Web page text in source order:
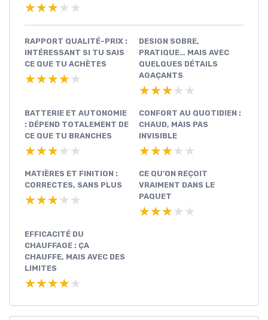
★★★★★
★★★★★
RAPPORT QUALITÉ-PRIX :
INTÉRESSANT SI TU SAIS
CE QUE TU ACHÈTES
★★★★★
★★★★★
DESIGN SOBRE,
PRATIQUE… MAIS AVEC
QUELQUES DÉTAILS
AGAÇANTS
★★★★★
★★★★★
BATTERIE ET AUTONOMIE
: DÉPEND TOTALEMENT DE
CE QUE TU BRANCHES
★★★★★
★★★★★
CONFORT AU QUOTIDIEN :
CHAUD, MAIS PAS
INVISIBLE
★★★★★
★★★★★
MATIÈRES ET FINITION :
CORRECTES, SANS PLUS
★★★★★
★★★★★
CE QU’ON REÇOIT
VRAIMENT DANS LE
PAQUET
★★★★★
★★★★★
EFFICACITÉ DU
CHAUFFAGE : ÇA
CHAUFFE, MAIS AVEC DES
LIMITES
★★★★★
★★★★★